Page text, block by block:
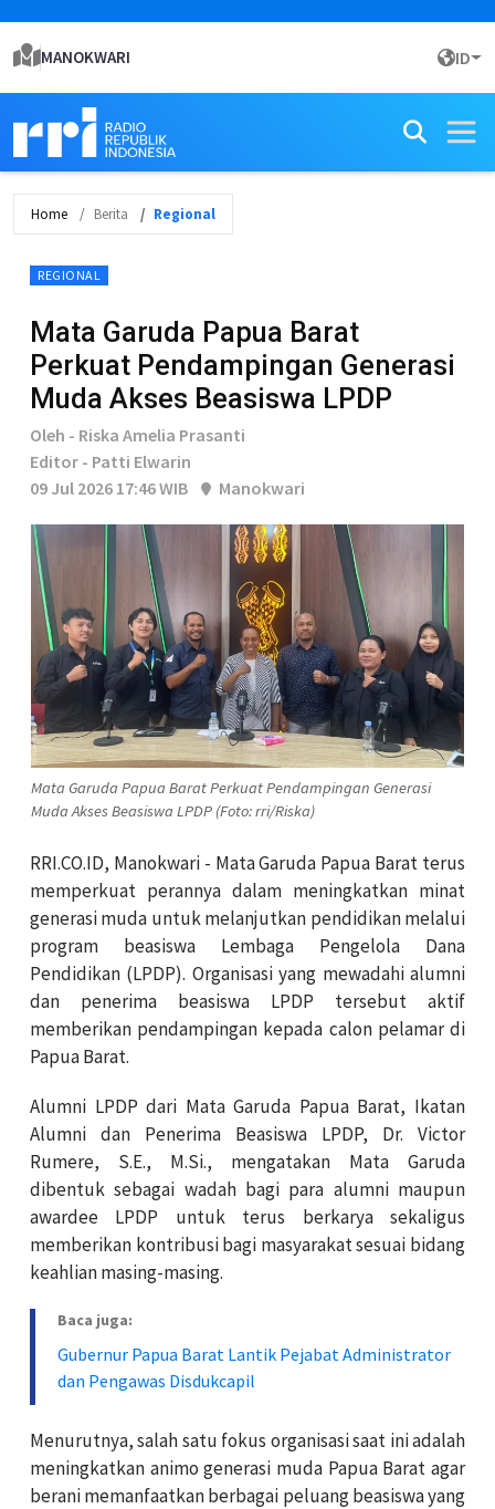
MANOKWARI ID
Home Berita Regional
REGIONAL
Mata Garuda Papua Barat
Perkuat Pendampingan Generasi
Muda Akses Beasiswa LPDP
Oleh - Riska Amelia Prasanti
Editor - Patti Elwarin
09 Jul 2026 17:46 WIB
Manokwari
Mata Garuda Papua Barat Perkuat Pendampingan Generasi
Muda Akses Beasiswa LPDP (Foto: rri/Riska)
RRI.CO.ID, Manokwari - Mata Garuda Papua Barat terus
memperkuat perannya dalam meningkatkan minat
generasi muda untuk melanjutkan pendidikan melalui
program beasiswa Lembaga Pengelola Dana
Pendidikan (LPDP). Organisasi yang mewadahi alumni
dan penerima beasiswa LPDP tersebut aktif
memberikan pendampingan kepada calon pelamar di
Papua Barat.
Alumni LPDP dari Mata Garuda Papua Barat, Ikatan
Alumni dan Penerima Beasiswa LPDP, Dr. Victor
Rumere, S.E., M.Si., mengatakan Mata Garuda
dibentuk sebagai wadah bagi para alumni maupun
awardee LPDP untuk terus berkarya sekaligus
memberikan kontribusi bagi masyarakat sesuai bidang
keahlian masing-masing.
Baca juga:
Gubernur Papua Barat Lantik Pejabat Administrator
dan Pengawas Disdukcapil
Menurutnya, salah satu fokus organisasi saat ini adalah
meningkatkan animo generasi muda Papua Barat agar
berani memanfaatkan berbagai peluang beasiswa yang